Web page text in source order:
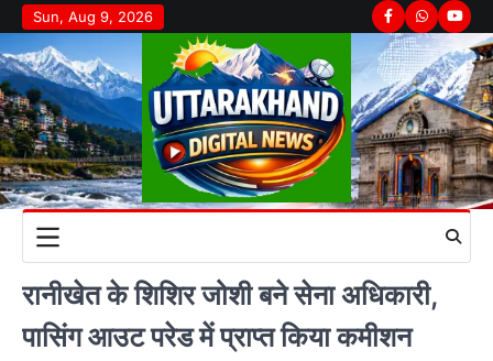
Skip
to
content
Sun, Aug 9, 2026 Facebook
Whatsapp
रानीखेत के शिशिर जोशी बने सेना अधिकारी,
पासिंग आउट परेड में प्राप्त किया कमीशन